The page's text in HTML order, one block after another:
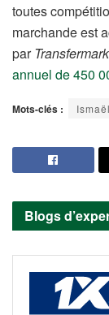
toutes
marchande est
par
annuel de 450
Mots-clés :
Blogs